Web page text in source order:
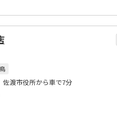
渡市役所から車で7分